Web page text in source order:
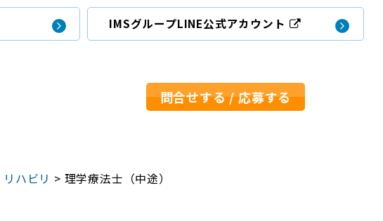
IMSグループLINE公式アカウント
問合せする / 応募する
リハビリ > 理学療法士（中途）